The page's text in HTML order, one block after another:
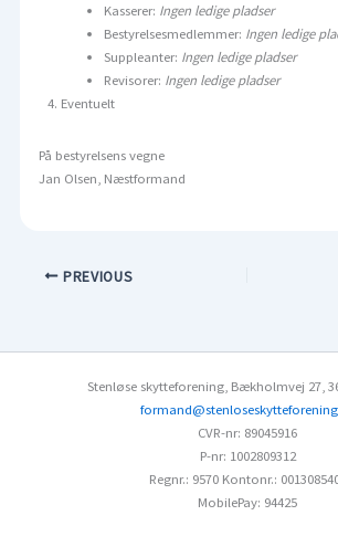
Kasserer: Ingen ledige pladser
Bestyrelsesmedlemmer: Ingen ledige
Suppleanter: Ingen ledige pladser
Revisorer: Ingen ledige pladser
Eventuelt
På bestyrelsens vegne
Jan Olsen, Næstformand
PREVIOUS
Stenløse skytteforening Bækholmvej 27
CVR-nr: 89045916
P-nr: 1002809312
Regnr.: 9570 Kontonr.:
MobilePay: 94425